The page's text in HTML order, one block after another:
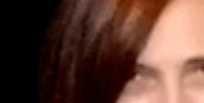
temas de su nuevo
incluyendo "Pink Aura",
de Monterrey, hizo recordar a
Palacio de los Deportes,